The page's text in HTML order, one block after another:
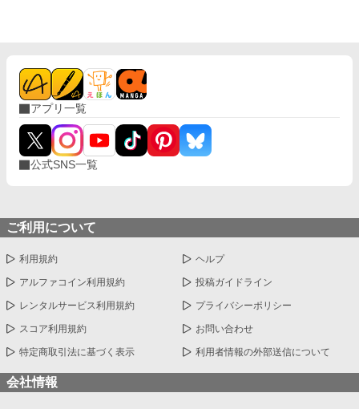
アプリ一覧
公式SNS一覧
ご利用について
利用規約 ヘルプ
アルファコイン利用規約 投稿ガイドライン
レンタルサービス利用規約 プライバシーポリシー
スコア利用規約 お問い合わせ
特定商取引法に基づく表示 利用者情報の外部送信について
会社情報